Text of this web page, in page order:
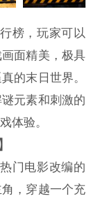
榜，玩家可以
面精美，极具
的末日世界。
元素和刺激的
体验。
门电影改编的
，穿越一个充